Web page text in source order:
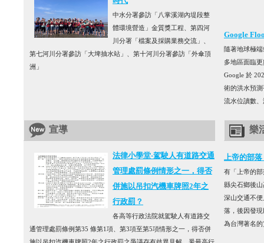
中水分署參訪「八掌溪湖內堤段整
體環境營造」金質獎工程、第四河
川分署「檔案及採購業務交流」、
第七河川分署參訪「大埤抽水站」、第十河川分署參訪「外傘頂
洲」
Google
隨著地球極
多地區面臨
Google 於
術的洪水預
流水位讀數
宣導
法律小學堂-駕駛人有道路交通
管理處罰條例情形之一，得否
併施以吊扣汽機車牌照2年之
行政罰？
各高等行政法院就駕駛人有道路交
通管理處罰條例第35 條第1項、第3項至第5項情形之一，得否併
樂
上帝的部
有「上帝的
縣尖石鄉後
深山交通不
落，後因發
為台灣著名